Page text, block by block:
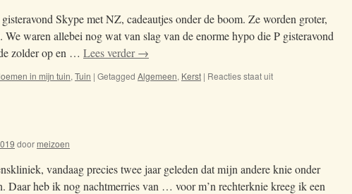
Skype met NZ, cadeautjes onder de boom. Ze worden groter,
We waren allebei nog wat van slag van de enorme hypo die P gisteravond
zolder op en … Lees verder→
in mijn tuin, Tuin | Getagged Algemeen, Kerst | Reacties staat uit
doormeizoen
vandaag precies twee jaar geleden dat mijn andere knie onder
Daar heb ik nog nachtmerries van … voor m’n rechterknie kreeg ik een